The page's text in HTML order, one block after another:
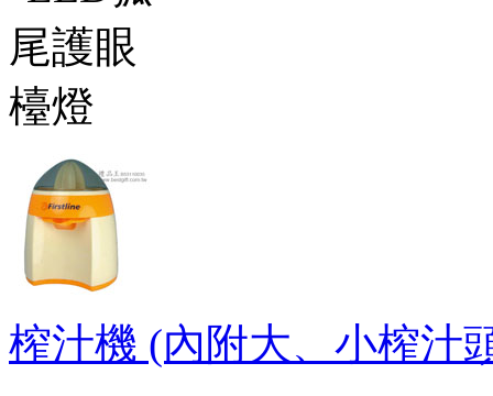
榨汁機 (內附大、小榨汁